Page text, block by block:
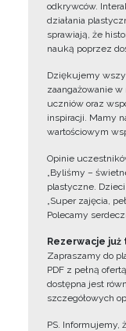
odkrywców.
działania
sprawiają, że
nauką poprzez
Dziękujemy
zaangażowanie
uczniów oraz
inspiracji. Mamy
wartościowym
Opinie
„Byliśmy –
plastyczne.
„Super zajęcia,
Polecamy
Rezerwacje już
Zapraszamy do
PDF z pełną
dostępna jest
szczegółowych
PS. Informujemy,